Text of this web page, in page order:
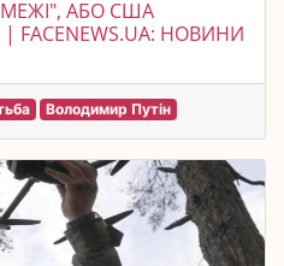
МЕЖІ", АБО США
НОВИНИ
Володимир Путін